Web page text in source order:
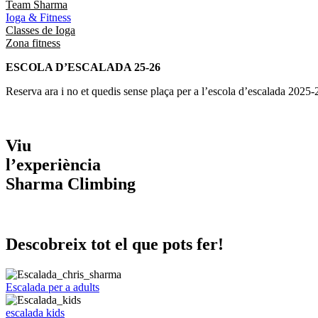
Team Sharma
Ioga & Fitness
Classes de Ioga
Zona fitness
ESCOLA D’ESCALADA 25-26
Reserva ara i no et quedis sense plaça per a l’escola d’escalada
Viu
l’experiència
Sharma Climbing
Descobreix tot el que pots fer!
Escalada per a adults
escalada kids